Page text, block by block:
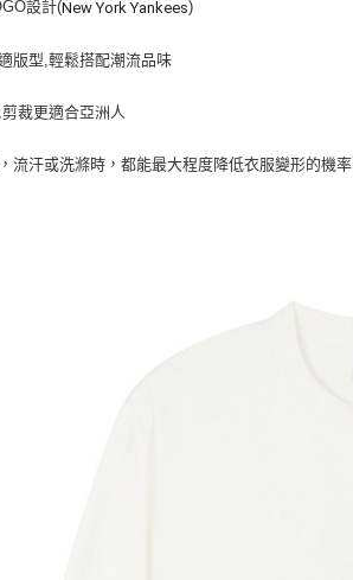
設計(New YorkYankees)
版型,輕鬆搭配潮流品味
裁更適合亞洲人
流汗或洗滌時，都能最大程度降低衣服變形的機率